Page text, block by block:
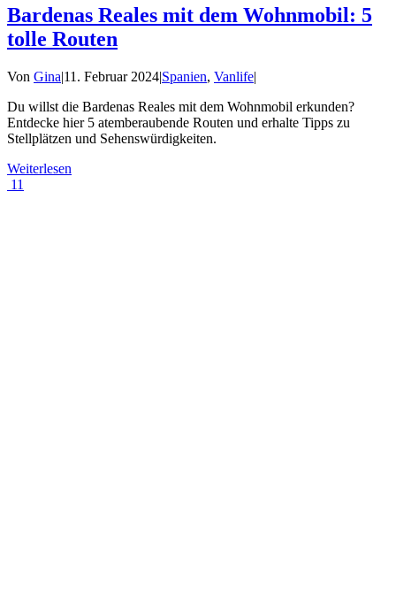
Bardenas Reales mit dem Wohnmobil: 5
tolle Routen
Von Gina|11. Februar 2024|Spanien, Vanlife|
Du willst die Bardenas Reales mit dem Wohnmobil erkunden?
Entdecke hier 5 atemberaubende Routen und erhalte Tipps zu
Stellplätzen und Sehenswürdigkeiten.
Weiterlesen
11